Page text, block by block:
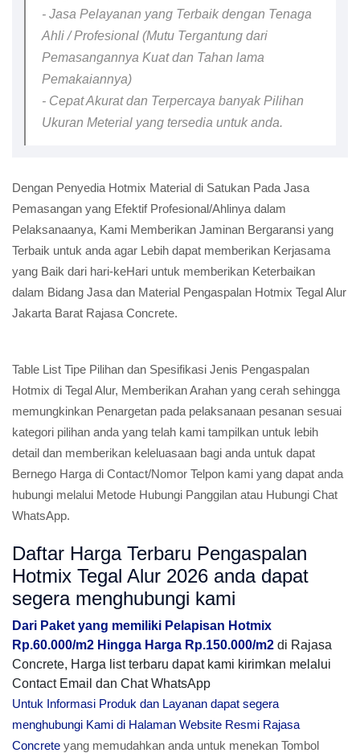
- Jasa Pelayanan yang Terbaik dengan Tenaga
Ahli / Profesional (Mutu Tergantung dari
Pemasangannya Kuat dan Tahan lama
Pemakaiannya)
- Cepat Akurat dan Terpercaya banyak Pilihan
Ukuran Meterial yang tersedia untuk anda.
Dengan Penyedia Hotmix Material di Satukan Pada Jasa
Pemasangan yang Efektif Profesional/Ahlinya dalam
Pelaksanaanya, Kami Memberikan Jaminan Bergaransi yang
Terbaik untuk anda agar Lebih dapat memberikan Kerjasama
yang Baik dari hari-keHari untuk memberikan Keterbaikan
dalam Bidang Jasa dan Material Pengaspalan Hotmix Tegal Alur
Jakarta Barat Rajasa Concrete.
Table List Tipe Pilihan dan Spesifikasi Jenis Pengaspalan
Hotmix di Tegal Alur, Memberikan Arahan yang cerah sehingga
memungkinkan Penargetan pada pelaksanaan pesanan sesuai
kategori pilihan anda yang telah kami tampilkan untuk lebih
detail dan memberikan keleluasaan bagi anda untuk dapat
Bernego Harga di Contact/Nomor Telpon kami yang dapat anda
hubungi melalui Metode Hubungi Panggilan atau Hubungi Chat
WhatsApp.
Daftar Harga Terbaru Pengaspalan
Hotmix Tegal Alur 2026 anda dapat
segera menghubungi kami
Dari Paket yang memiliki Pelapisan Hotmix
Rp.60.000/m2 Hingga Harga Rp.150.000/m2 di Rajasa
Concrete, Harga list terbaru dapat kami kirimkan melalui
Contact Email dan Chat WhatsApp
Untuk Informasi Produk dan Layanan dapat segera
menghubungi Kami di Halaman Website Resmi Rajasa
Concrete yang memudahkan anda untuk menekan Tombol